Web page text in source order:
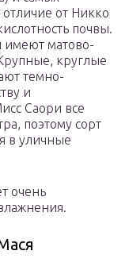
от Никко
почвы.
имеют матово-
круглые
темно-
и
Саори все
поэтому сорт
в уличные
очень